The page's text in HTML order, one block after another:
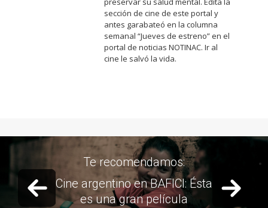
sección de cine de este portal y
antes garabateó en la columna
semanal “Jueves de estreno” en el
portal de noticias NOTINAC. Ir al
cine le salvó la vida.
Ésta
Te
Día 1 BAFICI: